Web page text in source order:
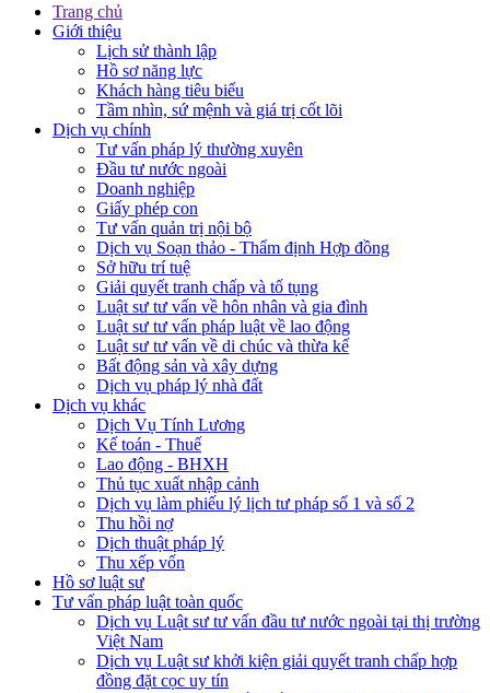
Trang chủ
Giới thiệu
Lịch sử thành lập
Hồ sơ năng lực
Khách hàng tiêu biểu
Tầm nhìn, sứ mệnh và giá trị cốt lõi
Dịch vụ chính
Tư vấn pháp lý thường xuyên
Đầu tư nước ngoài
Doanh nghiệp
Giấy phép con
Tư vấn quản trị nội bộ
Dịch vụ Soạn thảo - Thẩm định Hợp đồng
Sở hữu trí tuệ
Giải quyết tranh chấp và tố tụng
Luật sư tư vấn về hôn nhân và gia đình
Luật sư tư vấn pháp luật về lao động
Luật sư tư vấn về di chúc và thừa kế
Bất động sản và xây dựng
Dịch vụ pháp lý nhà đất
Dịch vụ khác
Dịch Vụ Tính Lương
Kế toán - Thuế
Lao động - BHXH
Thủ tục xuất nhập cảnh
Dịch vụ làm phiếu lý lịch tư pháp số 1 và số 2
Thu hồi nợ
Dịch thuật pháp lý
Thu xếp vốn
Hồ sơ luật sư
Tư vấn pháp luật toàn quốc
Dịch vụ Luật sư tư vấn đầu tư nước ngoài tại thị trường
Việt Nam
Dịch vụ Luật sư khởi kiện giải quyết tranh chấp hợp
đồng đặt cọc uy tín